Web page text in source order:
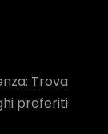
Trova
preferiti